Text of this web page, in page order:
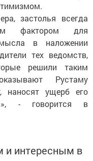
застолья всегда
фактором для
в наложении
тех ведомств,
решили таким
Рустаму
наносят ущерб его
- говорится в
интересным в